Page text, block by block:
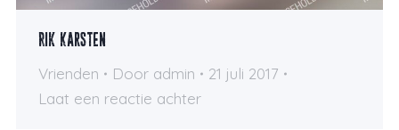
Rik Karsten
Vrienden Door admin
21 juli 2017
Laat een reactie achter